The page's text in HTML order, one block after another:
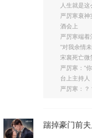
人生就是这
严厉寒衰神
酒会上
严厉寒端着
“对我余情未
宋襄死亡微笑
严厉寒：“你
台上主持人：
严厉寒：？
踹掉豪门前